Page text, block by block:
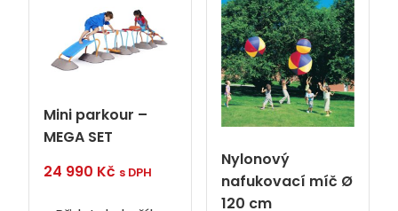
Mini parkour –
MEGA SET
24 990 Kč s DPH
Nylonový
nafukovací míč Ø
120 cm